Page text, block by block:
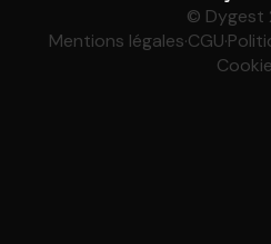
© Dygest
Mentions légales·CGU·